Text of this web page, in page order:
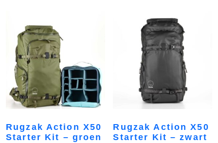
Rugzak Action X50
Starter Kit – groen
Rugzak Action X50
Starter Kit – zwart